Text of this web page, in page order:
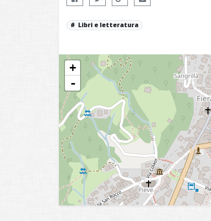
Libri e letteratura
+
-